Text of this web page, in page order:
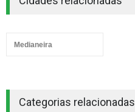
Medianeira
Categorias relacionadas